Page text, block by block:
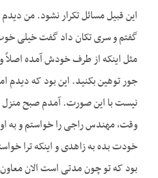
این قبیل مسائل تکرار نشود. من
گفتم و سری تکان داد گفت خیلی
مثل اینکه از طرف خودش آمده اصلاً و
جور توهین بکنید. این بود که دیدم
نیست با این صورت. آمدم صبح
وقت، مهندس راجی را خواستم و به
خودت بده به زاهدی و اینکه ترا
بود که تو چون مدتی است الان